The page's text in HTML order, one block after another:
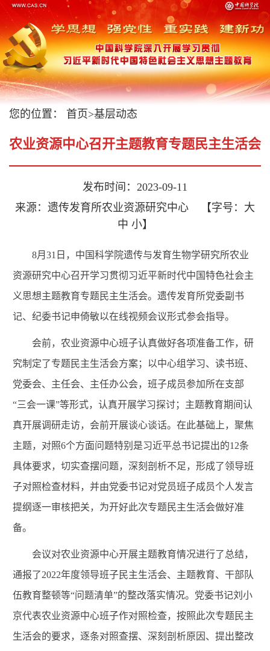
您的位置： 首页>基层动态
农业资源中心召开主题教育专题民主生活会
发布时间：2023-09-11
来源：遗传发育所农业资源研究中心
【字号： 大
中 小】
8月31日，中国科学院遗传与发育生物学研究所农业
资源研究中心召开学习贯彻习近平新时代中国特色社会主
义思想主题教育专题民主生活会。遗传发育所党委副书
记、纪委书记申倚敏以在线视频会议形式参会指导。
会前，农业资源中心班子认真做好各项准备工作，研
究制定了专题民主生活会方案；以中心组学习、读书班、
党委会、主任会、主任办公会，班子成员参加所在支部
“三会一课”等形式，认真开展学习探讨；主题教育期间认
真开展调研走访，会前开展谈心谈话。在此基础上，聚焦
主题，对照6个方面问题特别是习近平总书记提出的12条
具体要求，切实查摆问题，深刻剖析不足，形成了领导班
子对照检查材料，并由党委书记对党员班子成员个人发言
提纲逐一审核把关，为开好此次专题民主生活会做好准
备。
会议对农业资源中心开展主题教育情况进行了总结，
通报了2022年度领导班子民主生活会、主题教育、干部队
伍教育整顿等“问题清单”的整改落实情况。党委书记刘小
京代表农业资源中心班子作对照检查，按照此次专题民主
生活会的要求，逐条对照查摆、深刻剖析原因、提出整改